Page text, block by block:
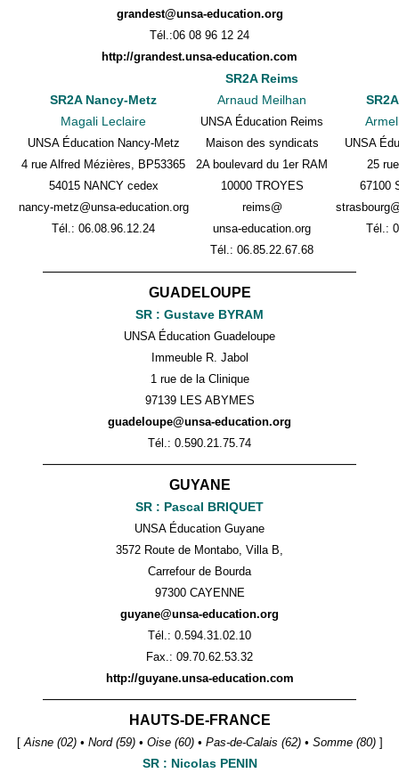
grandest@unsa-education.org
Tél.:06 08 96 12 24
http://grandest.unsa-education.com
SR2A Nancy-Metz
Magali Leclaire
UNSA Éducation Nancy-Metz
4 rue Alfred Mézières, BP53365
54015 NANCY cedex
nancy-metz@unsa-education.org
Tél.: 06.08.96.12.24
SR2A Reims
Arnaud Meilhan
UNSA Éducation Reims
Maison des syndicats
2A boulevard du 1er RAM
10000 TROYES
reims@
unsa-education.org
Tél.: 06.85.22.67.68
UNSA
25
67100
Tél.:
——————————————————————
GUADELOUPE
SR : Gustave BYRAM
UNSA Éducation Guadeloupe
Immeuble R. Jabol
1 rue de la Clinique
97139 LES ABYMES
guadeloupe@unsa-education.org
Tél.: 0.590.21.75.74
——————————————————————
GUYANE
SR : Pascal BRIQUET
UNSA Éducation Guyane
3572 Route de Montabo, Villa B,
Carrefour de Bourda
97300 CAYENNE
guyane@unsa-education.org
Tél.: 0.594.31.02.10
Fax.: 09.70.62.53.32
http://guyane.unsa-education.com
——————————————————————
HAUTS-DE-FRANCE
[Aisne (02) • Nord (59) • Oise (60) • Pas-de-Calais (62) • Somme (80) ]
SR : Nicolas PENIN